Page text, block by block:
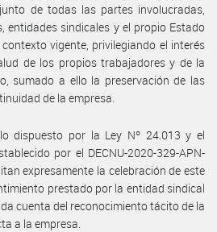
de todas las partes involucradas,
entidades sindicales y el propio Estado
vigente, privilegiando el interés
de los propios trabajadores y de la
sumado a ello la preservación de las
de la empresa.
dispuesto por la Ley Nº 24.013 y el
por el DECNU-2020-329-APN-
expresamente la celebración de este
prestado por la entidad sindical
cuenta del reconocimiento tácito de la
a la empresa.